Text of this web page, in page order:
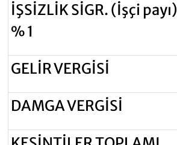
İŞSİZLİK SİGR. (İşçi payı)
% 1
GELİR VERGİSİ
DAMGA VERGİSİ